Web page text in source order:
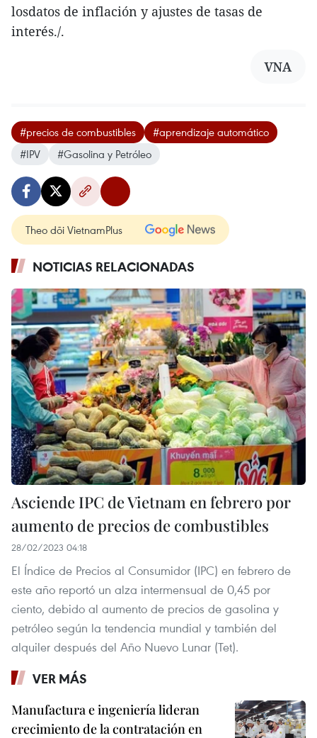
losdatos de inflación y ajustes de tasas de
interés./.
VNA
#precios de combustibles
#aprendizaje automático
#IPV
#Gasolina y Petróleo
Theo dõi VietnamPlus
NOTICIAS RELACIONADAS
Asciende IPC de Vietnam en febrero por
aumento de precios de combustibles
28/02/2023 04:18
El Índice de Precios al Consumidor (IPC) en febrero de
este año reportó un alza intermensual de 0,45 por
ciento, debido al aumento de precios de gasolina y
petróleo según la tendencia mundial y también del
alquiler después del Año Nuevo Lunar (Tet).
VER MÁS
Manufactura e ingeniería lideran
crecimiento de la contratación en